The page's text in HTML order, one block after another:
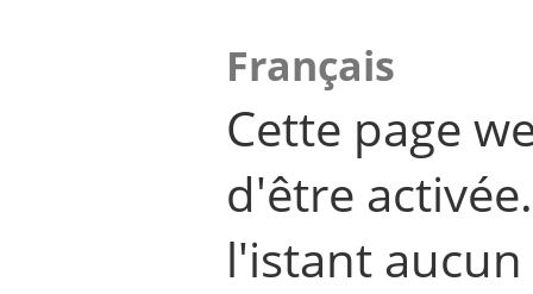
Français
Cette page
d'être
l'istant